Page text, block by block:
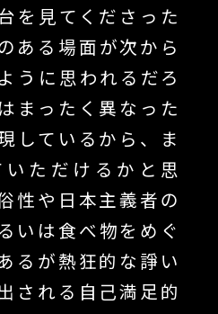
を見てくださった
ある場面が次から
うに思われるだろ
まったく異なった
しているから、ま
ただけるかと思
性や日本主義者の
いは食べ物をめぐ
るが熱狂的な諍い
される自己満足的